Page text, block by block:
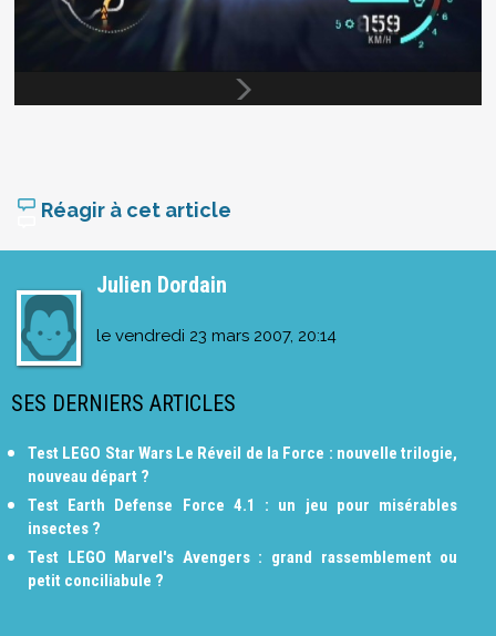
Réagir à cet article
Julien Dordain
le vendredi 23 mars 2007, 20:14
SES DERNIERS ARTICLES
Test LEGO Star Wars Le Réveil de la Force : nouvelle trilogie,
nouveau départ ?
Test Earth Defense Force 4.1 : un jeu pour misérables
insectes ?
Test LEGO Marvel's Avengers : grand rassemblement ou
petit conciliabule ?